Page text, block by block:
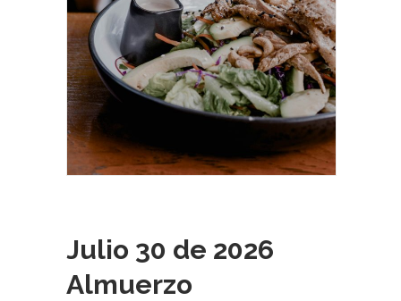
Julio 30 de 2026
Almuerzo